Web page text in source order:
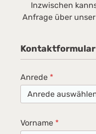
Inzwischen
Anfrage über
Kontaktformular
Anrede *
Vorname *